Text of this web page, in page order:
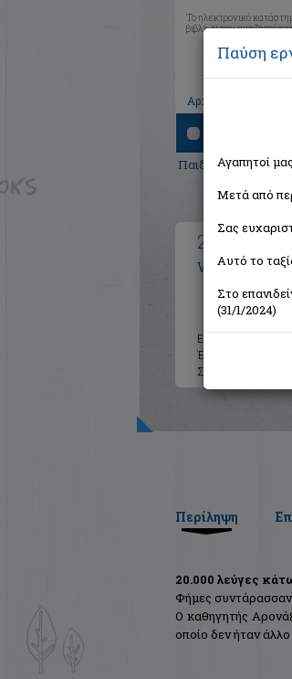
Το ηλεκτρονικό
βιβλίων που
Αρχική
Παιδικά - Εφηβικά>
20.000
Verne Jules
Εκδότης:
Έτος:
Σελίδες:
Περίληψη
20.000 λεύγες
Φήμες
Ο καθηγητής
οποίο δεν ήταν
Παύση
Αγαπητοί
Μετά από
Σας
Αυτό το
Στο
(31/1/2024)